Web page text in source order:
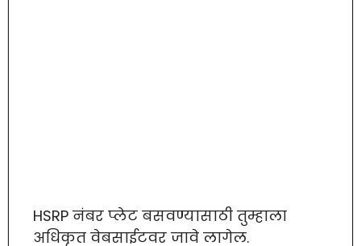
HSRP नंबर प्लेट बसवण्यासाठी तुम्हाला
अधिकृत वेबसाईटवर जावे लागेल.